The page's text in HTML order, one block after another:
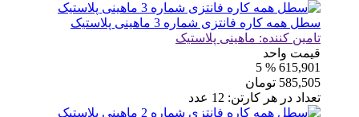
سطل همه کاره فانتزی شماره 3 ماهینی پلاستیک
تامین کننده: ماهینی پلاستیک
قیمت واحد
615,901
% 5
585,505 تومان
تعداد در هر کارتن: 12 عدد